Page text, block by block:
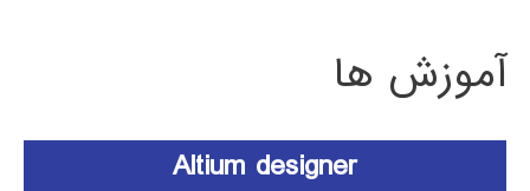
آموزش ها
Altium designer